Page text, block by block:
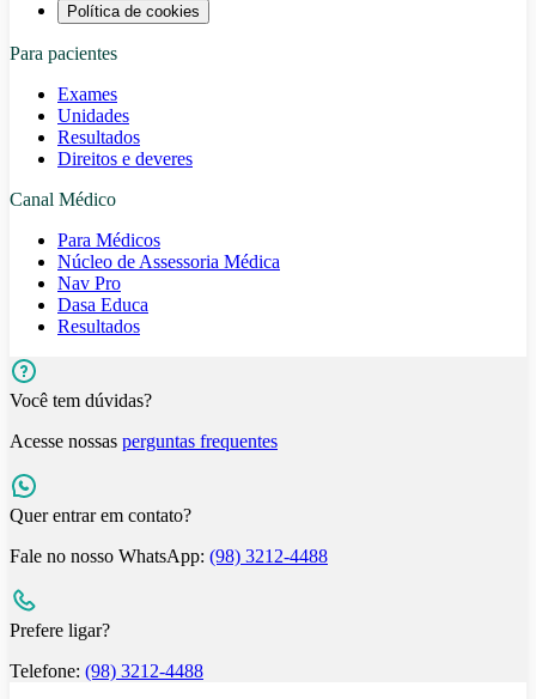
Política de cookies
Para pacientes
Exames
Unidades
Resultados
Direitos e deveres
Canal Médico
Para Médicos
Núcleo de Assessoria Médica
Nav Pro
Dasa Educa
Resultados
Você tem dúvidas?
Acesse nossas perguntas frequentes
Quer entrar em contato?
Fale no nosso WhatsApp: (98) 3212-4488
Prefere ligar?
Telefone: (98) 3212-4488